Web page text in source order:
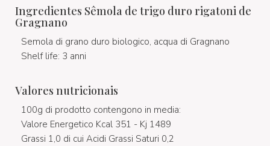
Ingredientes Sêmola de trigo duro rigatoni de
Gragnano
Semola di grano duro biologico, acqua di Gragnano
Shelf life: 3 anni
Valores nutricionais
100g di prodotto contengono in media:
Valore Energetico Kcal 351 - Kj 1489
Grassi 1,0 di cui Acidi Grassi Saturi 0,2